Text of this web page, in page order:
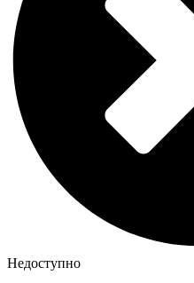
Недоступно